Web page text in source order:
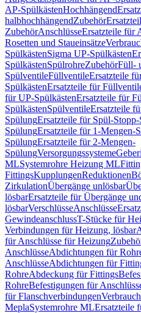
AP-SpülkästenHochhängend
halbhochhängendZubehör
ZubehörAnschlüsseErsatzteile für
Rosetten und Staueinsätze
SpülkästenSigma UP-Spülkästen
SpülkästenSpülrohreZubehörFüll-
SpülventileFüllventileErsatzteile
SpülkästenErsatzteile für
für UP-SpülkästenErsatzteile für
SpülkästenSpülventileErsatzteile
SpülungErsatzteile für Spül-
SpülungErsatzteile für 1-Mengen-
SpülungErsatzteile für 2-Mengen-
SpülungVersorgungssysteme
MLSystemrohre Heizung ML
FittingsKupplungenReduktionen
ZirkulationÜbergänge unlösbar
lösbarErsatzteile für Übergänge
lösbarVerschlüsseAnschlüsse
GewindeanschlussT-Stücke für
Verbindungen für Heizung, lösbar
für Anschlüsse für Heizung
AnschlüsseAbdichtungen für
AnschlüsseAbdichtungen für
RohreAbdeckung für Fittings
RohreBefestigungen für
für Flanschverbindungen
MeplaSystemrohre MLErsatzteile